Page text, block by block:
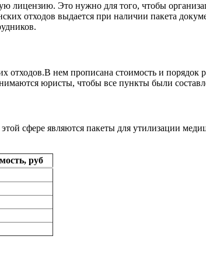
лицензию. Это нужно для того, чтобы
отходов выдается при наличии пакета
нем прописана стоимость и порядок
юристы, чтобы все пункты были
сфере являются пакеты для утилизации
руб